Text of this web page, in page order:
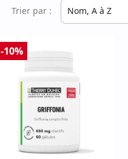
Trier par : Nom, A à Z
-10%